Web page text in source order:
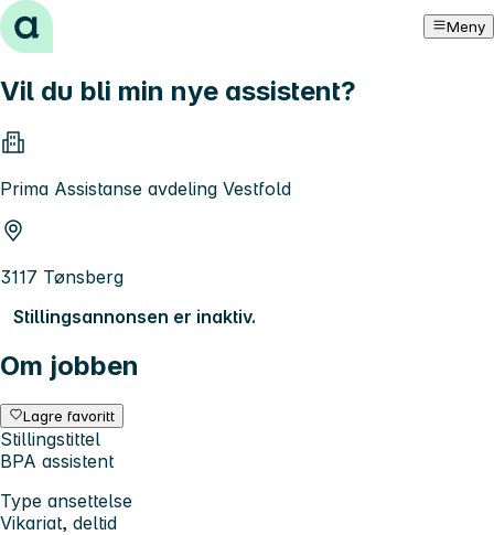
Hopp til innhold Meny
Vil du bli min nye assistent?
Prima Assistanse avdeling Vestfold
3117 Tønsberg
Stillingsannonsen er inaktiv.
Om jobben
Lagre favoritt
Stillingstittel
BPA assistent
Type ansettelse
Vikariat, deltid